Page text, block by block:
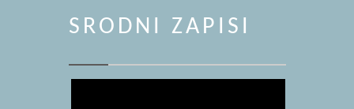
SRODNI ZAPISI